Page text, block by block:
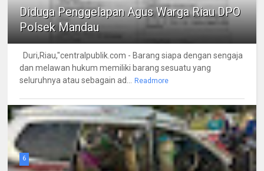
Diduga Penggelapan Agus Warga Riau DPO
Polsek Mandau
Duri,Riau,"centralpublik.com - Barang siapa dengan sengaja
dan melawan hukum memiliki barang sesuatu yang
seluruhnya atau sebagain ad...
Readmore
6